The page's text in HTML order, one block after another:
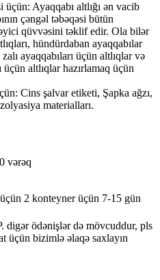
üçün: Ayaqqabı altlığı ən vacib
çəngəl təbəqəsi bütün
qüvvəsini təklif edir. Ola bilər
hündürdaban ayaqqabılar
ayaqqabıları üçün altlıqlar və
üçün altlıqlar hazırlamaq üçün
Cins şalvar etiketi, Şapka ağzı,
materialları.
vərəq
2 konteyner üçün 7-15 gün
digər ödənişlər də mövcuddur, pls
üçün bizimlə əlaqə saxlayın